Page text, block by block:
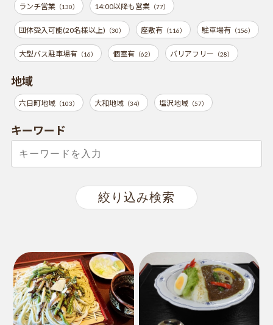
ランチ営業（130） 14:00以降も営業（77）
団体受入可能(20名様以上) （30） 座敷有（116） 駐車場有（156）
大型バス駐車場有（16） 個室有（62） バリアフリー （28）
地域
六日町地域（103） 大和地域（34） 塩沢地域（57）
キーワード